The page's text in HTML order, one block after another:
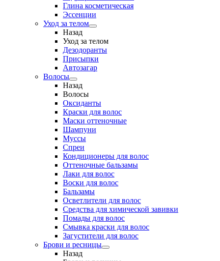
Глина косметическая
Эссенции
Уход за телом
Назад
Уход за телом
Дезодоранты
Присыпки
Автозагар
Волосы
Назад
Волосы
Оксиданты
Краски для волос
Маски оттеночные
Шампуни
Муссы
Спреи
Кондиционеры для волос
Оттеночные бальзамы
Лаки для волос
Воски для волос
Бальзамы
Осветлители для волос
Средства для химической завивки
Помады для волос
Смывка краски для волос
Загустители для волос
Брови и ресницы
Назад